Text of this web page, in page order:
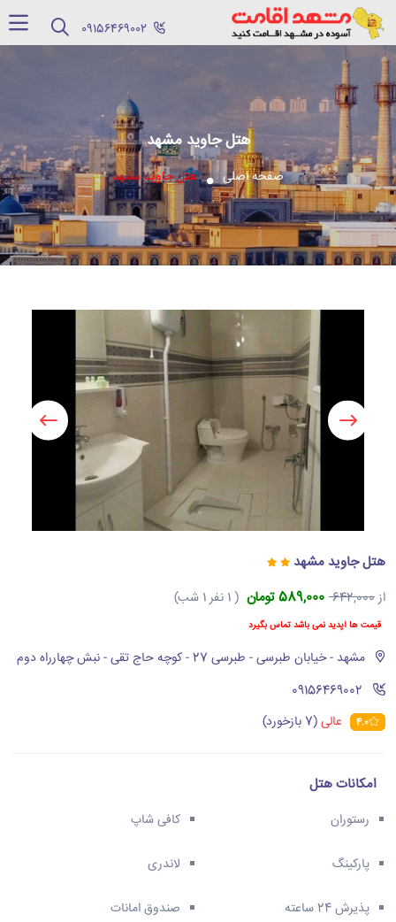
هتل جاوید مشهد
صفحه اصلی هتل جاوید مشهد
هتل جاوید مشهد
از642,000 589,000 تومان ( 1 نفر 1 شب)
قیمت ها آپدید نمی باشد تماس بگیرد
مشهد - خیابان طبرسی - طبرسی 27 - کوچه حاج تقی - نبش چهارراه دوم
‪09156469002‬
4.0 عالی(7 بازخورد)
امکانات هتل
رستوران کافی شاپ
پارکینگ لاندری
پذیرش 24 ساعته صندوق امانات